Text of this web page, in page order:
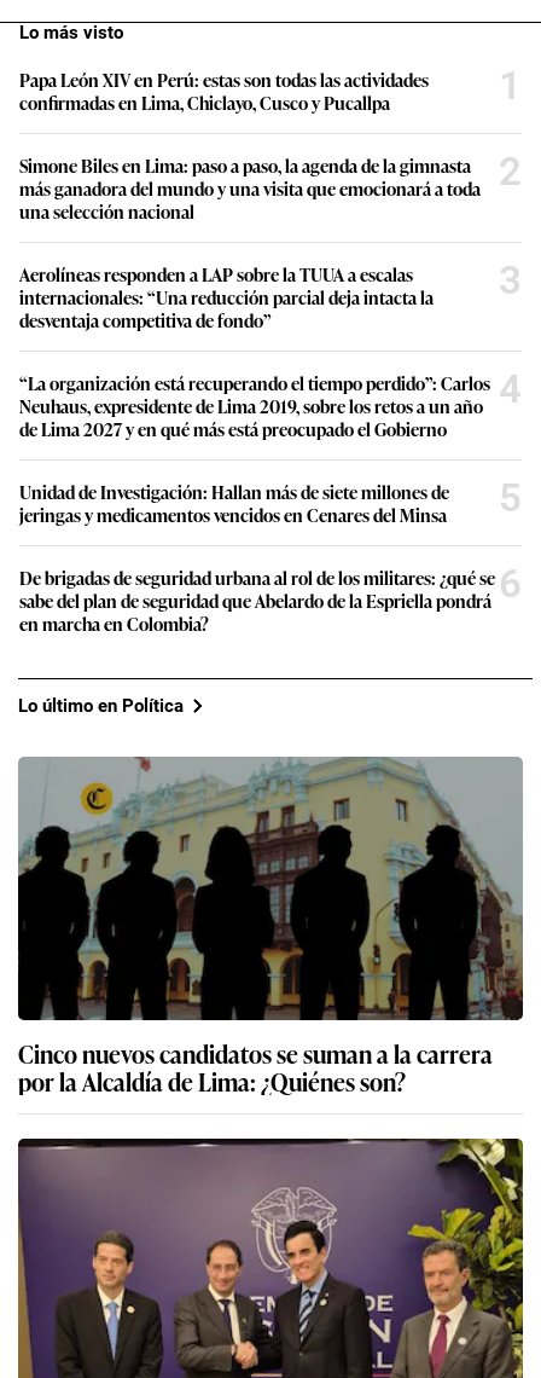
Lo más visto
Papa León XIV en Perú: estas son todas las actividades
confirmadas en Lima, Chiclayo, Cusco y Pucallpa
1
Simone Biles en Lima: paso a paso, la agenda de la gimnasta
más ganadora del mundo y una visita que emocionará a toda
una selección nacional
2
Aerolíneas responden a LAP sobre la TUUA a escalas
internacionales: “Una reducción parcial deja intacta la
desventaja competitiva de fondo”
3
“La organización está recuperando el tiempo perdido”: Carlos
Neuhaus, expresidente de Lima 2019, sobre los retos a un año
de Lima 2027 y en qué más está preocupado el Gobierno
4
Unidad de Investigación: Hallan más de siete millones de
jeringas y medicamentos vencidos en Cenares del Minsa
5
De brigadas de seguridad urbana al rol de los militares: ¿qué se
sabe del plan de seguridad que Abelardo de la Espriella pondrá
en marcha en Colombia?
6
Lo último en Política
Cinco nuevos candidatos se suman a la carrera
por la Alcaldía de Lima: ¿Quiénes son?